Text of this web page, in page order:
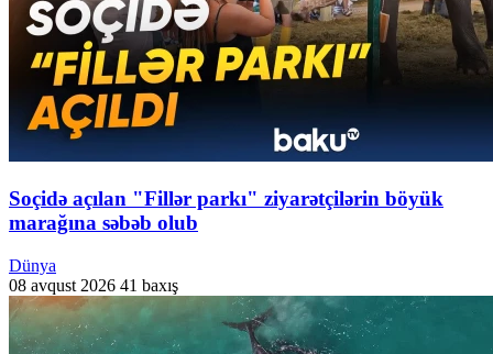
Soçidə açılan "Fillər parkı" ziyarətçilərin böyük
marağına səbəb olub
Dünya
08 avqust 2026 41 baxış